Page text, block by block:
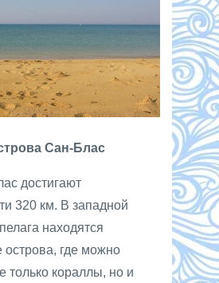
Сан-Блас
достигают
320 км. В западной
находятся
где можно
только кораллы, но и